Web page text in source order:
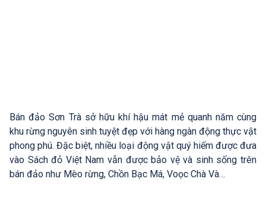
Bán đảo Sơn Trà sở hữu khí hậu mát mẻ quanh năm cùng
khu rừng nguyên sinh tuyệt đẹp với hàng ngàn động thực vật
phong phú. Đặc biệt, nhiều loại động vật quý hiếm được đưa
vào Sách đỏ Việt Nam vẫn được bảo vệ và sinh sống trên
bán đảo như Mèo rừng, Chồn Bạc Má, Voọc Chà Và…